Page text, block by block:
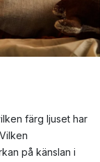
färg ljuset har
på känslan i